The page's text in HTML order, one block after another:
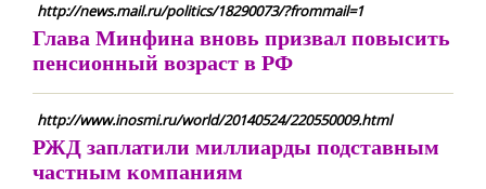
http://news.mail.ru/politics/18290073/?frommail=1
Глава Минфина вновь призвал повысить
пенсионный возраст в РФ
http://www.inosmi.ru/world/20140524/220550009.html
РЖД заплатили миллиарды подставным
частным компаниям